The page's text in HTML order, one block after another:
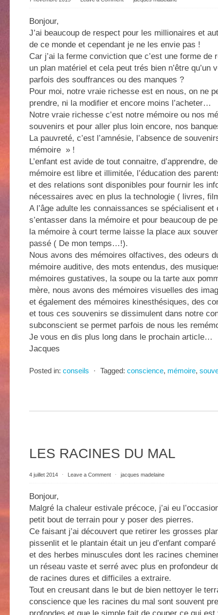
Bonjour,
J’ai beaucoup de respect pour les millionaires et
de ce monde et cependant je ne les envie pas !
Car j’ai la ferme conviction que c’est une forme de
un plan matériel et cela peut trés bien n’être qu’un
parfois des souffrances ou des manques ?
Pour moi, notre vraie richesse est en nous, on ne
prendre, ni la modifier et encore moins l’acheter…
Notre vraie richesse c’est notre mémoire ou nos
souvenirs et pour aller plus loin encore, nos
La pauvreté, c’est l’amnésie, l’absence de
mémoire » !
L’enfant est avide de tout connaitre, d’apprendre,
mémoire est libre et illimitée, l’éducation des
et des relations sont disponibles pour fournir les
nécessaires avec en plus la technologie ( livres,
A l’âge adulte les connaissances se spécialisent et
s’entasser dans la mémoire et pour beaucoup de
la mémoire à court terme laisse la place aux
passé ( De mon temps…!).
Nous avons des mémoires olfactives, des odeurs
mémoire auditive, des mots entendus, des
mémoires gustatives, la soupe ou la tarte aux
mère, nous avons des mémoires visuelles des
et également des mémoires kinesthésiques, des
et tous ces souvenirs se dissimulent dans notre
subconscient se permet parfois de nous les
Je vous en dis plus long dans le prochain article…
Jacques
Posted in: conseils ⋅ Tagged: conscience, mémoire,
LES RACINES DU MAL
4 juillet 2014 ⋅ Leave a Comment ⋅ jacques madelaine
Bonjour,
Malgré la chaleur estivale précoce, j’ai eu
petit bout de terrain pour y poser des pierres.
Ce faisant j’ai découvert que retirer les grosses
pissenlit et le plantain était un jeu d’enfant
et des herbes minuscules dont les racines
un réseau vaste et serré avec plus en profondeur
de racines dures et difficiles a extraire.
Tout en creusant dans le but de bien nettoyer le
conscience que les racines du mal sont souvent
profondes et que le simple fait de couper ce qui